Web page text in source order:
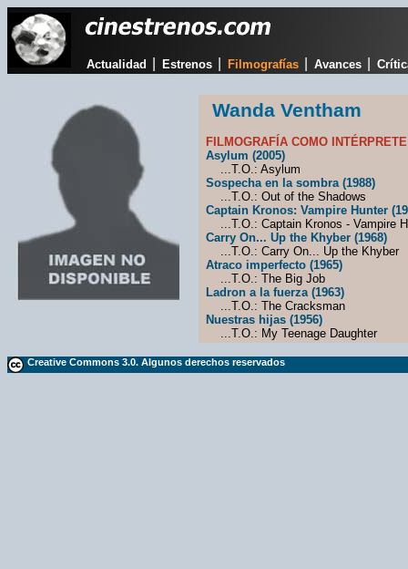
Actualidad Estrenos Filmografías Avances
Wanda Ventham
FILMOGRAFÍA COMO
Asylum (2005)
...T.O.: Asylum
Sospecha en la sombra (1988)
...T.O.: Out of the Shadows
Captain Kronos: Vampire Hunter
...T.O.: Captain Kronos - Vampire
Carry On... Up the Khyber (1968)
...T.O.: Carry On... Up the Khyber
Atraco imperfecto (1965)
...T.O.: The Big Job
Ladron a la fuerza (1963)
...T.O.: The Cracksman
Nuestras hijas (1956)
...T.O.: My Teenage Daughter
Creative Commons 3.0. Algunos derechos reservados